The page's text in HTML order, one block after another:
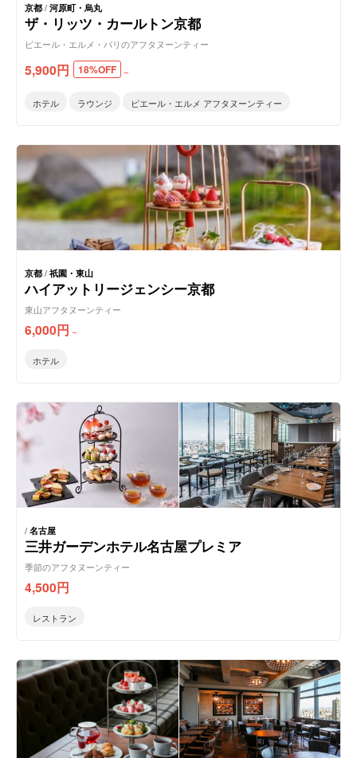
京都/河原町・烏丸
ザ・リッツ・カールトン京都
ピエール・エルメ・パリのアフタヌーンティー
5,900円 18%OFF ～
ホテル ラウンジ ピエール・エルメ アフタヌーンティー
京都/祇園・東山
ハイアットリージェンシー京都
東山アフタヌーンティー
6,000円 ～
ホテル
/名古屋
三井ガーデンホテル名古屋プレミア
季節のアフタヌーンティー
4,500円
レストラン